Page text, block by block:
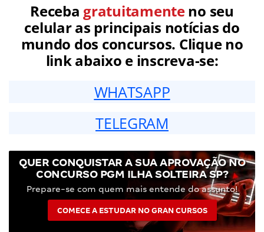
Receba gratuitamenteno seu
celular as principais notícias do
mundo dos concursos. Clique no
link abaixo e inscreva-se:
WHATSAPP
TELEGRAM
QUER CONQUISTAR A SUA APROVAÇÃO NO
CONCURSO PGM ILHA SOLTEIRA SP?
Prepare-se com quem mais entende do assunto!
COMECE A ESTUDAR NO GRAN CURSOS